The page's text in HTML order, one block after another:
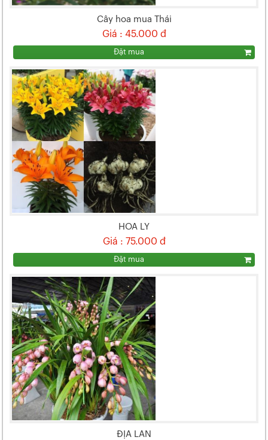
Cây hoa mua Thái
Giá : 45.000 đ
Đặt mua
HOA LY
Giá : 75.000 đ
Đặt mua
ĐỊA LAN